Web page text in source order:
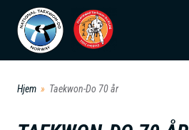
Hjem Taekwon-Do 70 år